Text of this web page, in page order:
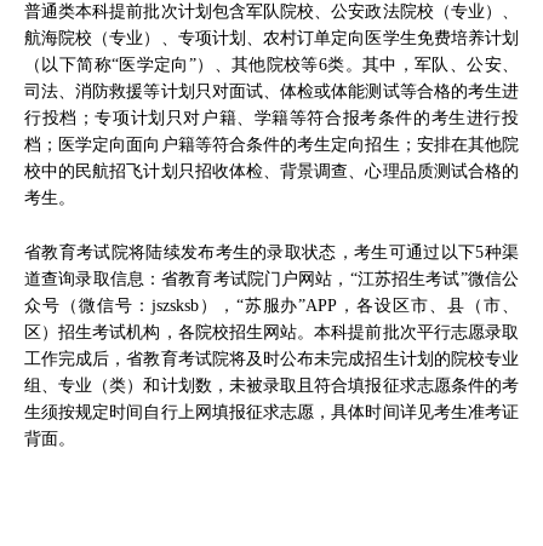
普通类本科提前批次计划包含军队院校、公安政法院校（专业）、
航海院校（专业）、专项计划、农村订单定向医学生免费培养计划
（以下简称“医学定向”）、其他院校等6类。其中，军队、公安、
司法、消防救援等计划只对面试、体检或体能测试等合格的考生进
行投档；专项计划只对户籍、学籍等符合报考条件的考生进行投
档；医学定向面向户籍等符合条件的考生定向招生；安排在其他院
校中的民航招飞计划只招收体检、背景调查、心理品质测试合格的
考生。
省教育考试院将陆续发布考生的录取状态，考生可通过以下5种渠
道查询录取信息：省教育考试院门户网站，“江苏招生考试”微信公
众号（微信号：jszsksb），“苏服办”APP，各设区市、县（市、
区）招生考试机构，各院校招生网站。本科提前批次平行志愿录取
工作完成后，省教育考试院将及时公布未完成招生计划的院校专业
组、专业（类）和计划数，未被录取且符合填报征求志愿条件的考
生须按规定时间自行上网填报征求志愿，具体时间详见考生准考证
背面。